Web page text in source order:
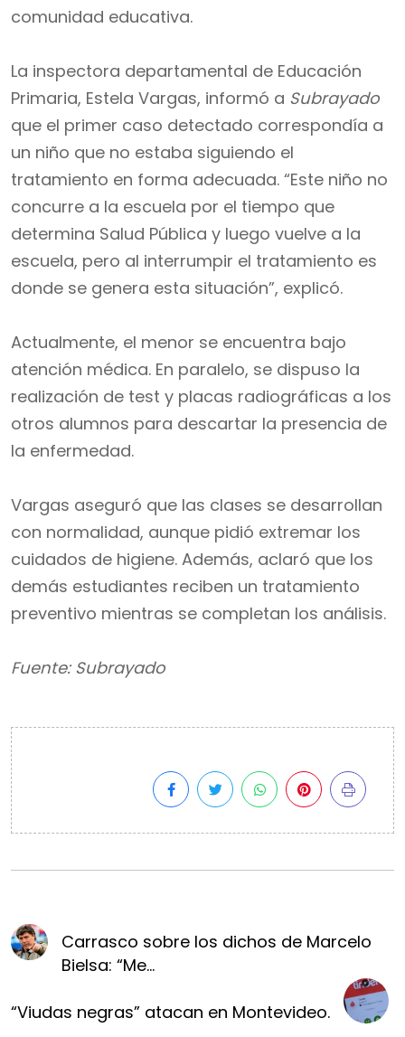
comunidad educativa.
La inspectora departamental de Educación
Primaria, Estela Vargas, informó a Subrayado
que el primer caso detectado correspondía a
un niño que no estaba siguiendo el
tratamiento en forma adecuada. “Este niño no
concurre a la escuela por el tiempo que
determina Salud Pública y luego vuelve a la
escuela, pero al interrumpir el tratamiento es
donde se genera esta situación”, explicó.
Actualmente, el menor se encuentra bajo
atención médica. En paralelo, se dispuso la
realización de test y placas radiográficas a los
otros alumnos para descartar la presencia de
la enfermedad.
Vargas aseguró que las clases se desarrollan
con normalidad, aunque pidió extremar los
cuidados de higiene. Además, aclaró que los
demás estudiantes reciben un tratamiento
preventivo mientras se completan los análisis.
Fuente: Subrayado
Carrasco sobre los dichos de Marcelo
Bielsa: “Me...
“Viudas negras” atacan en Montevideo.